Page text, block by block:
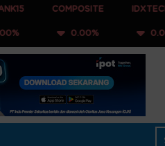
COMPOSITE
0.00%
IDXTECHNO
0.00%